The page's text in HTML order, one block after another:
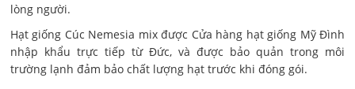
lòng người.
Hạt giống Cúc Nemesia mix được Cửa hàng hạt giống Mỹ Đình
nhập khẩu trực tiếp từ Đức, và được bảo quản trong môi
trường lạnh đảm bảo chất lượng hạt trước khi đóng gói.